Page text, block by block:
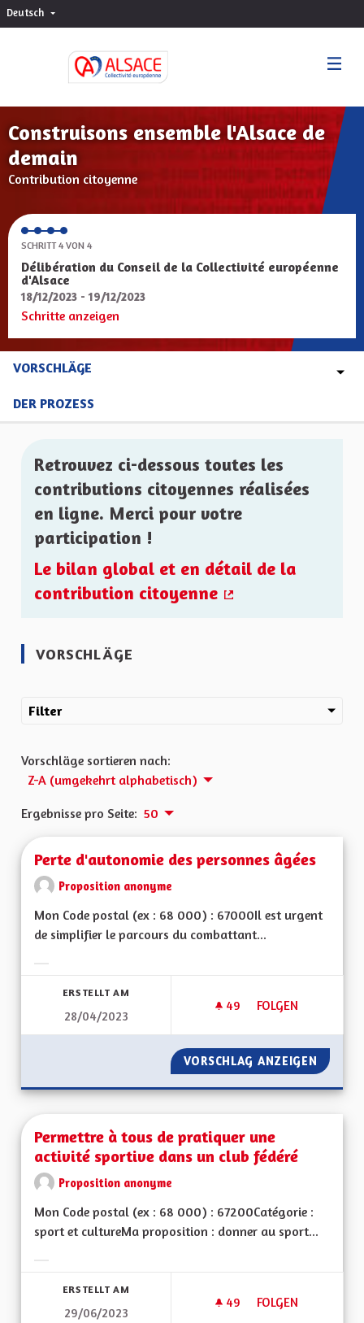
Deutsch Choisir la langue
Construisons ensemble l'Alsace de
demain
Contribution citoyenne
SCHRITT 4 VON 4
Délibération du Conseil de la Collectivité européenne
d'Alsace
18/12/2023 - 19/12/2023
Schritte anzeigen
VORSCHLÄGE
DER PROZESS
Retrouvez ci-dessous toutes les
contributions citoyennes réalisées
en ligne. Merci pour votre
participation !
Le bilan global et en détail de la
contribution citoyenne
VORSCHLÄGE
Filter
Vorschläge sortieren nach:
Z-A (umgekehrt alphabetisch)
Ergebnisse pro Seite: 50
Perte d'autonomie des personnes âgées
Proposition anonyme
Mon Code postal (ex : 68 000) : 67000Il est urgent
de simplifier le parcours du combattant...
ERSTELLT AM
28/04/2023
49 49 FOLLOWER
FOLGEN
PERTE
VORSCHLAG ANZEIGEN
Permettre à tous de pratiquer une
activité sportive dans un club fédéré
Proposition anonyme
Mon Code postal (ex : 68 000) : 67200Catégorie :
sport et cultureMa proposition : donner au sport...
ERSTELLT AM
29/06/2023
49 49 FOLLOWER
FOLGEN
PERMETTRE À